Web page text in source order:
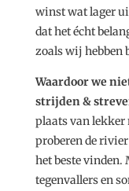
winst wat lager
dat het écht
zoals wij hebben
Waardoor we
strijden &
plaats van lekker
proberen de
het beste
tegenvallers en